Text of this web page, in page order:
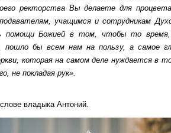
ректорства Вы делаете для
учащимся и сотрудникам
помощи Божией в том, чтобы то
пошло бы всем нам на пользу, а самое
которая на самом деле нуждается в
не покладая рук».
владыка Антоний.